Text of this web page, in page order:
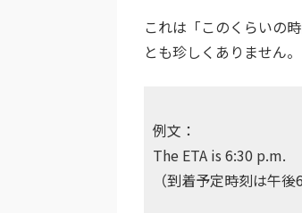
これは「このくらいの
とも珍しくありません。
例文：
The ETA is 6:30 p.m.
（到着予定時刻は午後